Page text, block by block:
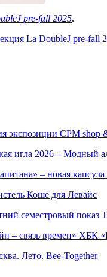
pre-fall 2025.
La DoubleJ pre-fall
экспозиции CPM shop
игла 2026 – Модный
– новая
Коше для Левайс
семестровый показ
– связь времен» ХБК
Лето. Bee-Together